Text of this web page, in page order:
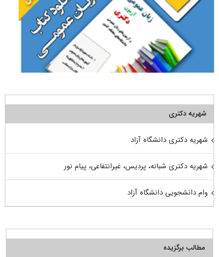
شهریه دکتری
شهریه دکتری دانشگاه آزاد
شهریه دکتری شبانه، پردیس، غیرانتفاعی، پیام نور
وام دانشجویی دانشگاه آزاد
مطالب برگزیده